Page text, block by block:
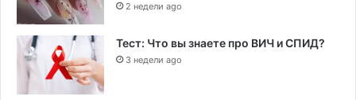
2 недели ago
Тест: Что вы знаете про ВИЧ и СПИД?
3 недели ago